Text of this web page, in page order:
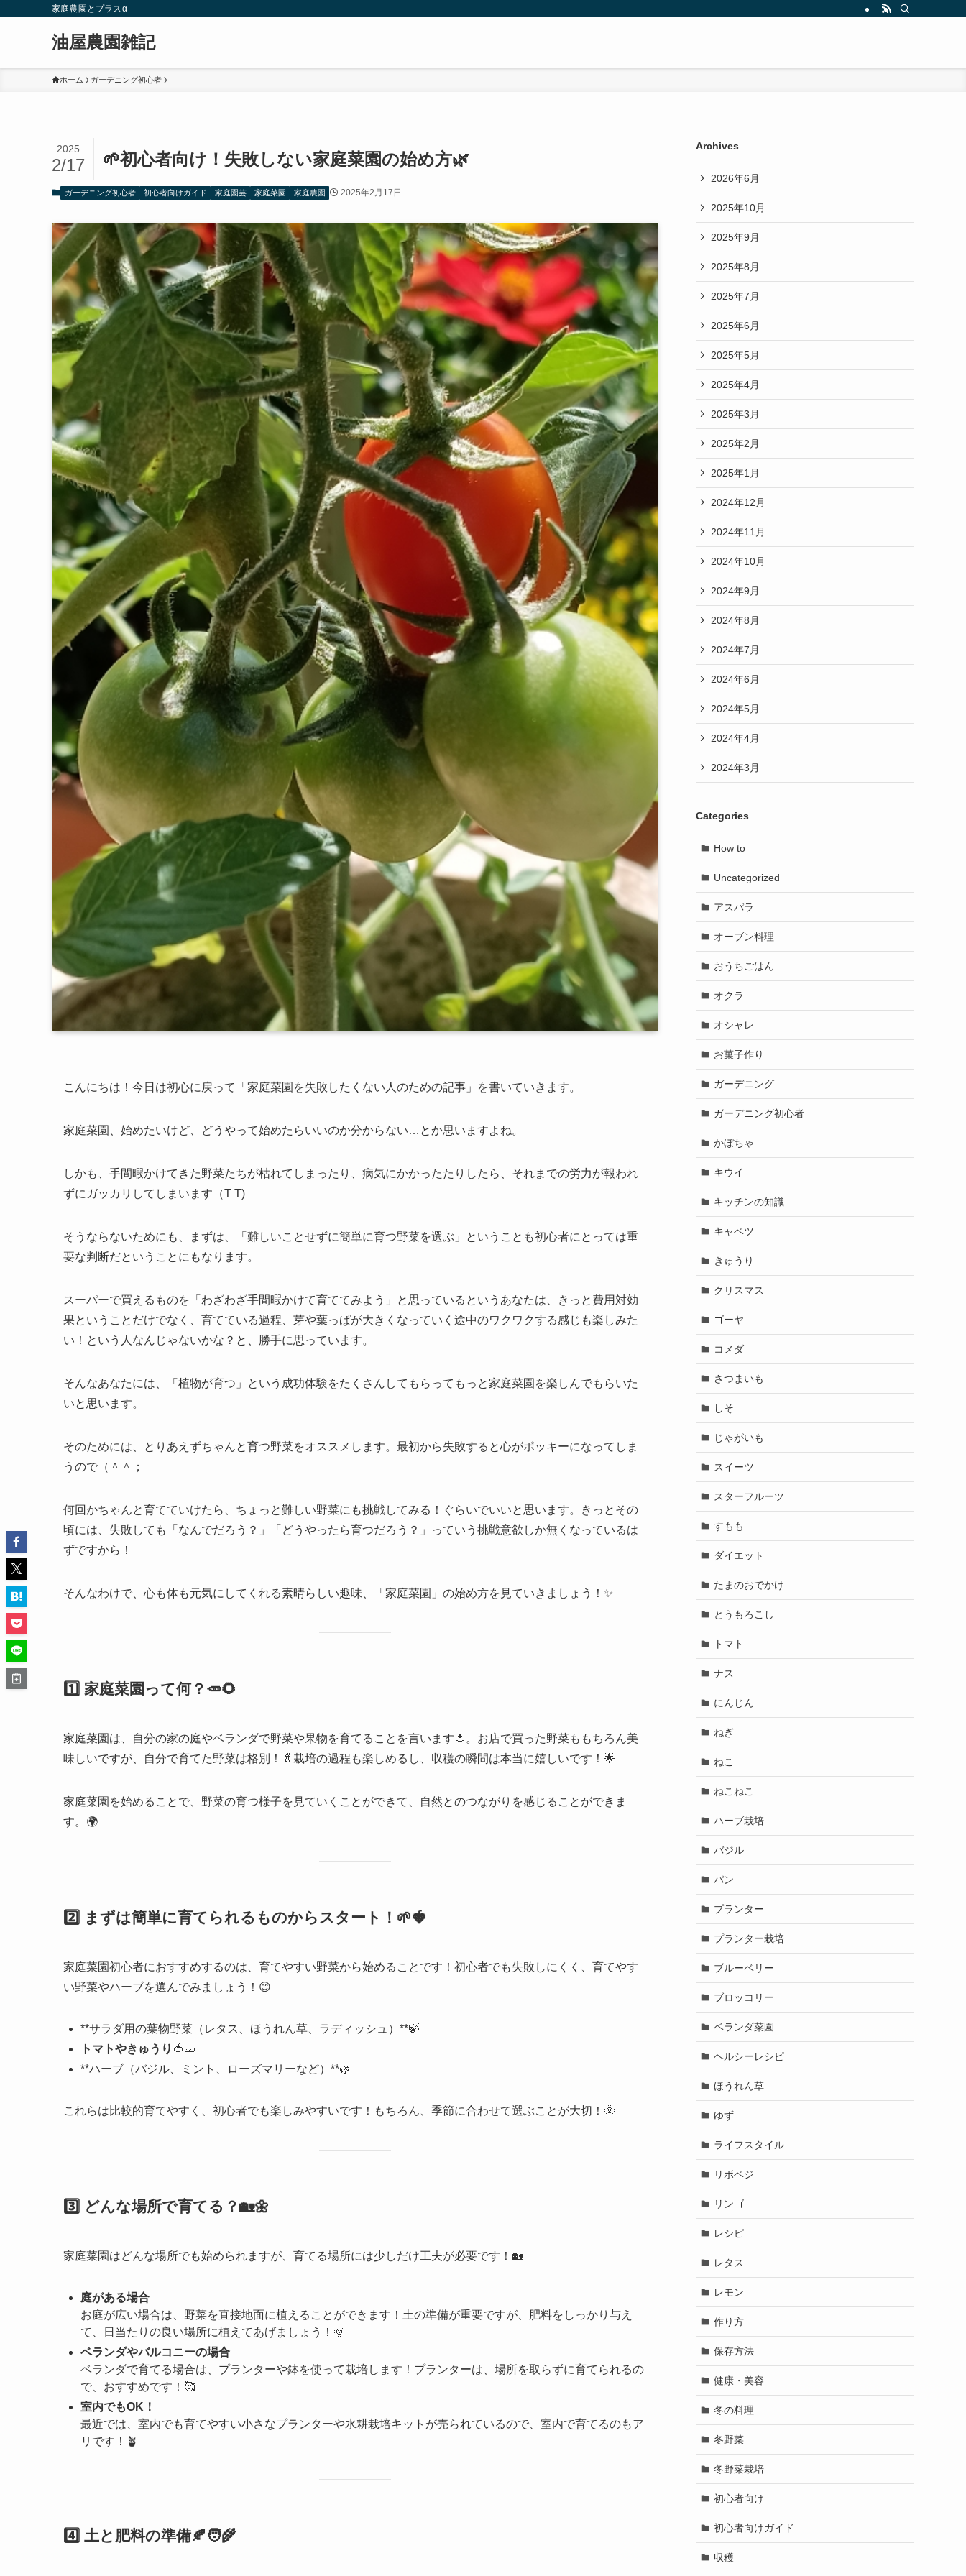
家庭農園とプラスα
油屋農園雑記
ホーム ガーデニング初心者
🌱初心者向け！失敗しない家庭菜園の始め方🌿
2025
2/17
ガーデニング初心者 初心者向けガイド 家庭園芸 家庭菜園 家庭農園 2025年2月17日
こんにちは！今日は初心に戻って「家庭菜園を失敗したくない人のための記事」を書いていきます。
家庭菜園、始めたいけど、どうやって始めたらいいのか分からない…とか思いますよね。
しかも、手間暇かけてきた野菜たちが枯れてしまったり、病気にかかったたりしたら、それまでの労力が報われ
ずにガッカリしてしまいます（T T)
そうならないためにも、まずは、「難しいことせずに簡単に育つ野菜を選ぶ」ということも初心者にとっては重
要な判断だということにもなります。
スーパーで買えるものを「わざわざ手間暇かけて育ててみよう」と思っているというあなたは、きっと費用対効
果ということだけでなく、育てている過程、芽や葉っぱが大きくなっていく途中のワクワクする感じも楽しみた
い！という人なんじゃないかな？と、勝手に思っています。
そんなあなたには、「植物が育つ」という成功体験をたくさんしてもらってもっと家庭菜園を楽しんでもらいた
いと思います。
そのためには、とりあえずちゃんと育つ野菜をオススメします。最初から失敗すると心がポッキーになってしま
うので（＾＾；
何回かちゃんと育てていけたら、ちょっと難しい野菜にも挑戦してみる！ぐらいでいいと思います。きっとその
頃には、失敗しても「なんでだろう？」「どうやったら育つだろう？」っていう挑戦意欲しか無くなっているは
ずですから！
そんなわけで、心も体も元気にしてくれる素晴らしい趣味、「家庭菜園」の始め方を見ていきましょう！✨
1️⃣ 家庭菜園って何？🥕🌻
家庭菜園は、自分の家の庭やベランダで野菜や果物を育てることを言います🍅。お店で買った野菜ももちろん美
味しいですが、自分で育てた野菜は格別！🥬栽培の過程も楽しめるし、収穫の瞬間は本当に嬉しいです！🌟
家庭菜園を始めることで、野菜の育つ様子を見ていくことができて、自然とのつながりを感じることができま
す。🌍
2️⃣ まずは簡単に育てられるものからスタート！🌱🍓
家庭菜園初心者におすすめするのは、育てやすい野菜から始めることです！初心者でも失敗しにくく、育てやす
い野菜やハーブを選んでみましょう！😊
**サラダ用の葉物野菜（レタス、ほうれん草、ラディッシュ）**🍃
トマトやきゅうり 🍅🥒
**ハーブ（バジル、ミント、ローズマリーなど）**🌿
これらは比較的育てやすく、初心者でも楽しみやすいです！もちろん、季節に合わせて選ぶことが大切！🌞
3️⃣ どんな場所で育てる？🏡🌼
家庭菜園はどんな場所でも始められますが、育てる場所には少しだけ工夫が必要です！🏡
庭がある場合
お庭が広い場合は、野菜を直接地面に植えることができます！土の準備が重要ですが、肥料をしっかり与え
て、日当たりの良い場所に植えてあげましょう！🌞
ベランダやバルコニーの場合
ベランダで育てる場合は、プランターや鉢を使って栽培します！プランターは、場所を取らずに育てられるの
で、おすすめです！🥰
室内でもOK！
最近では、室内でも育てやすい小さなプランターや水耕栽培キットが売られているので、室内で育てるのもア
リです！🪴
4️⃣ 土と肥料の準備🍂🧑‍🌾
Archives
2026年6月
2025年10月
2025年9月
2025年8月
2025年7月
2025年6月
2025年5月
2025年4月
2025年3月
2025年2月
2025年1月
2024年12月
2024年11月
2024年10月
2024年9月
2024年8月
2024年7月
2024年6月
2024年5月
2024年4月
2024年3月
Categories
How to
Uncategorized
アスパラ
オーブン料理
おうちごはん
オクラ
オシャレ
お菓子作り
ガーデニング
ガーデニング初心者
かぼちゃ
キウイ
キッチンの知識
キャベツ
きゅうり
クリスマス
ゴーヤ
コメダ
さつまいも
しそ
じゃがいも
スイーツ
スターフルーツ
すもも
ダイエット
たまのおでかけ
とうもろこし
トマト
ナス
にんじん
ねぎ
ねこ
ねこねこ
ハーブ栽培
バジル
パン
プランター
プランター栽培
ブルーベリー
ブロッコリー
ベランダ菜園
ヘルシーレシピ
ほうれん草
ゆず
ライフスタイル
リボベジ
リンゴ
レシピ
レタス
レモン
作り方
保存方法
健康・美容
冬の料理
冬野菜
冬野菜栽培
初心者向け
初心者向けガイド
収穫